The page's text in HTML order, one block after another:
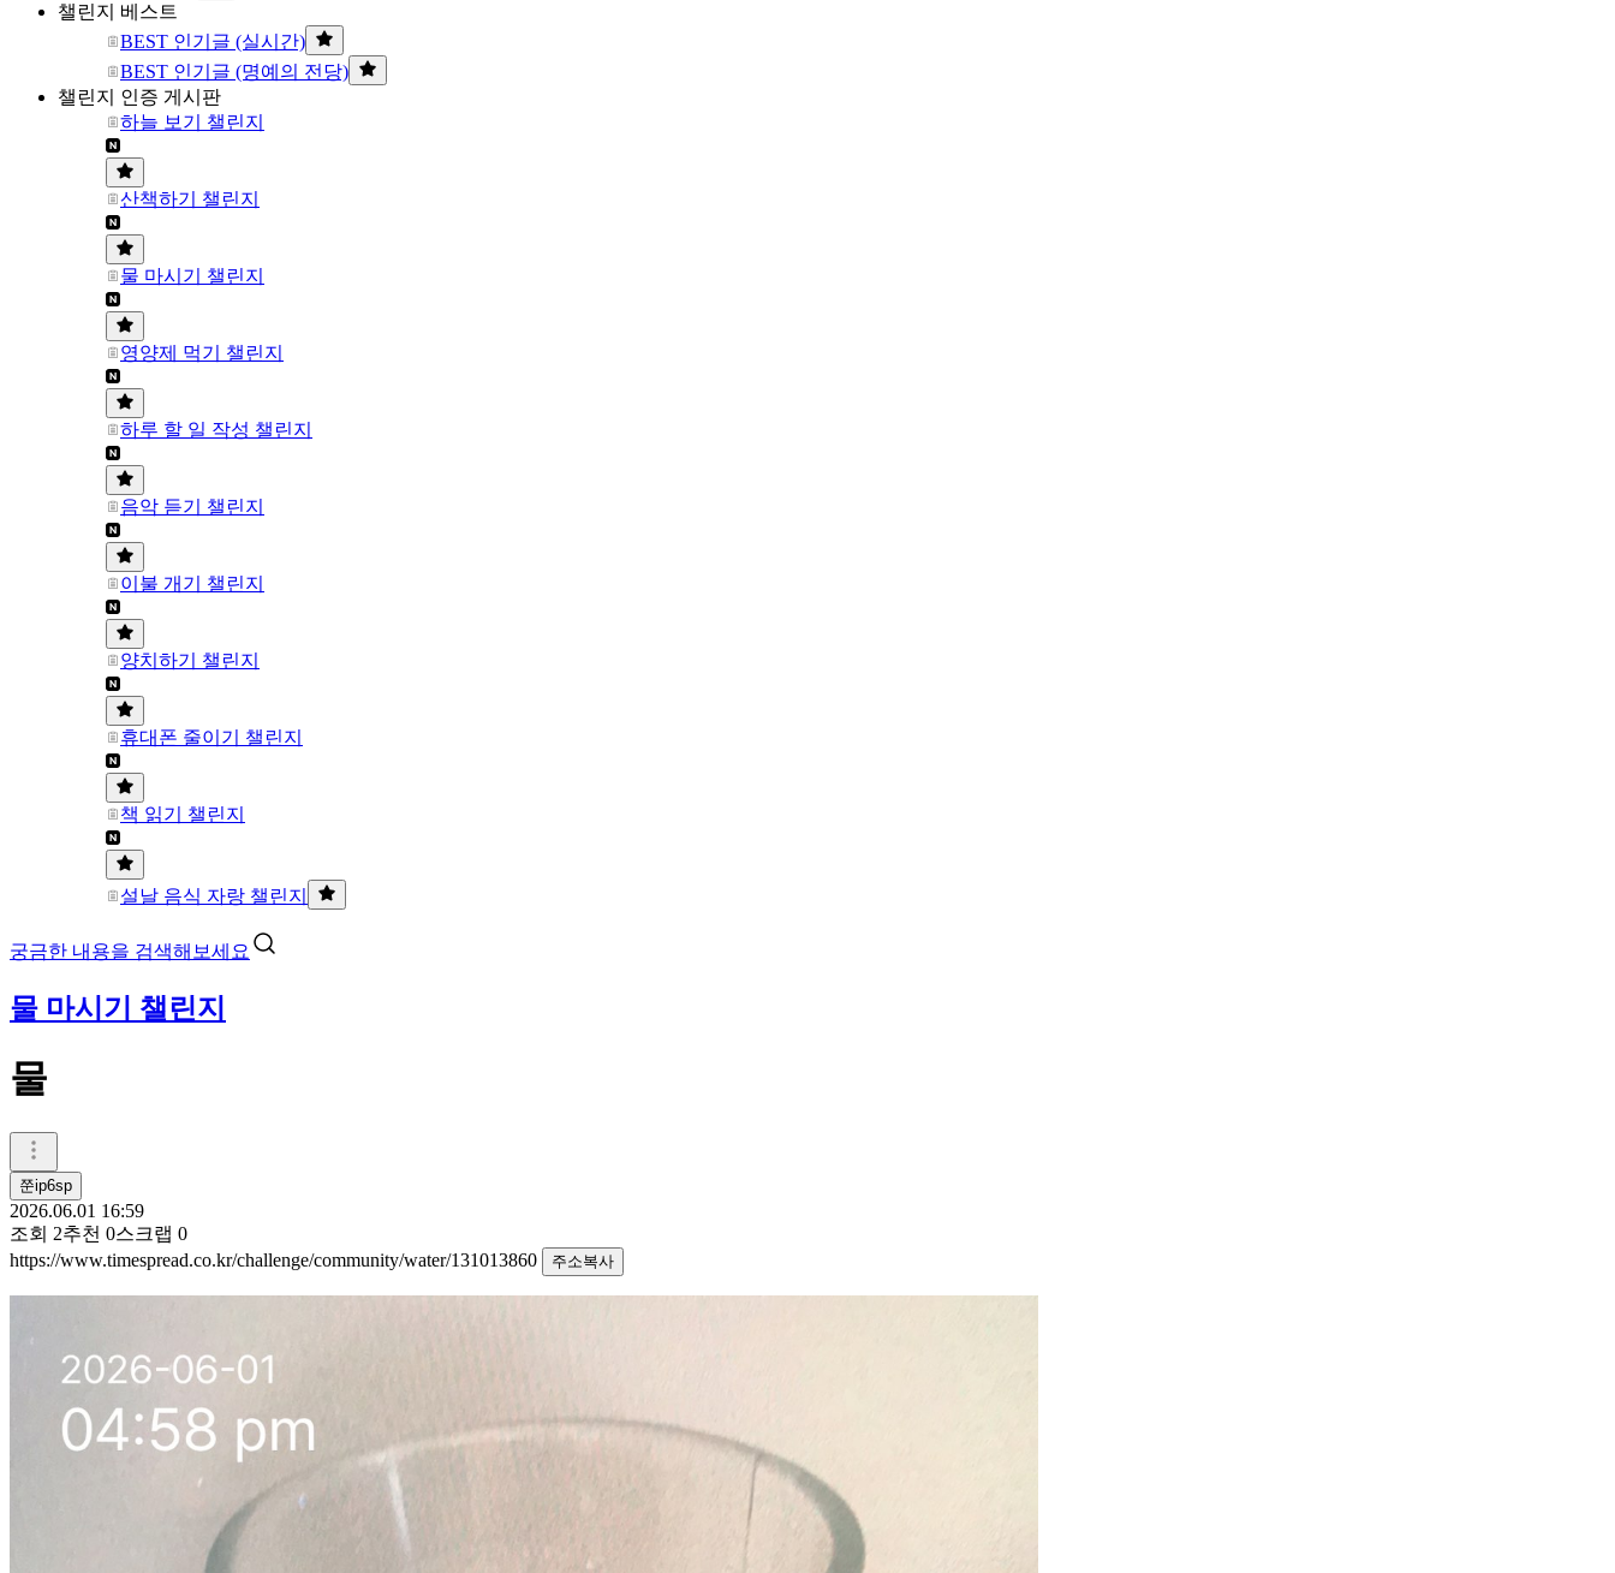
챌린지 베스트
BEST 인기글 (실시간)
BEST 인기글 (명예의 전당)
챌린지 인증 게시판
하늘 보기 챌린지
산책하기 챌린지
물 마시기 챌린지
영양제 먹기 챌린지
하루 할 일 작성 챌린지
음악 듣기 챌린지
이불 개기 챌린지
양치하기 챌린지
휴대폰 줄이기 챌린지
책 읽기 챌린지
설날 음식 자랑 챌린지
궁금한 내용을 검색해보세요
물 마시기 챌린지
물
쭌ip6sp
2026.06.01 16:59
조회 2추천 0스크랩 0
https://www.timespread.co.kr/challenge/community/water/131013860
주소복사